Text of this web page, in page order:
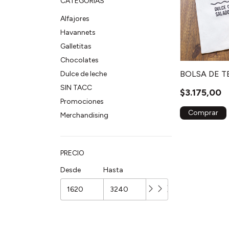
Alfajores
Havannets
Galletitas
Chocolates
Dulce de leche
SIN TACC
Promociones
Merchandising
PRECIO
Desde
Hasta
BOLSA DE
$3.175,00